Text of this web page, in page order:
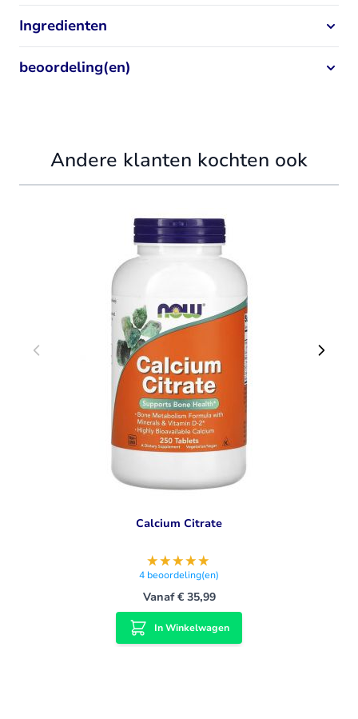
Ingredienten
beoordeling(en)
Andere klanten kochten ook
Calcium Citrate
4 beoordeling(en)
Vanaf€ 35,99
In Winkelwagen